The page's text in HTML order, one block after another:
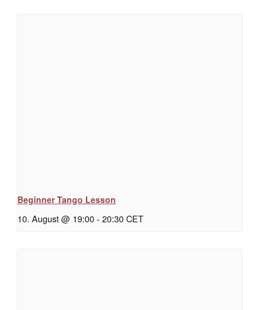
Beginner Tango Lesson
10. August @ 19:00- 20:30CET